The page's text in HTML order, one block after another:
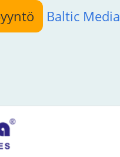
Baltic Media